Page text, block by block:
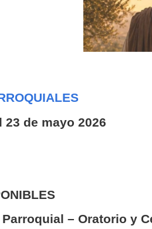
23 de mayo 2026
– Oratorio y